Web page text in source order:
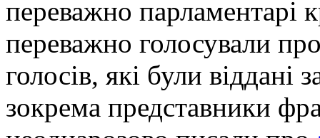
переважно парламентарі
переважно голосували
голосів, які були віддані
зокрема представники